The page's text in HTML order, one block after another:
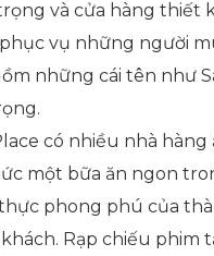
và cửa hàng thiết
vụ những người
những cái tên như
có nhiều nhà hàng
một bữa ăn ngon
phong phú của
Rạp chiếu phim